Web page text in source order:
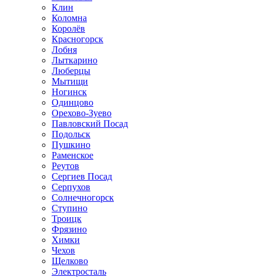
Клин
Коломна
Королёв
Красногорск
Лобня
Лыткарино
Люберцы
Мытищи
Ногинск
Одинцово
Орехово-Зуево
Павловский Посад
Подольск
Пушкино
Раменское
Реутов
Сергиев Посад
Серпухов
Солнечногорск
Ступино
Троицк
Фрязино
Химки
Чехов
Щелково
Электросталь